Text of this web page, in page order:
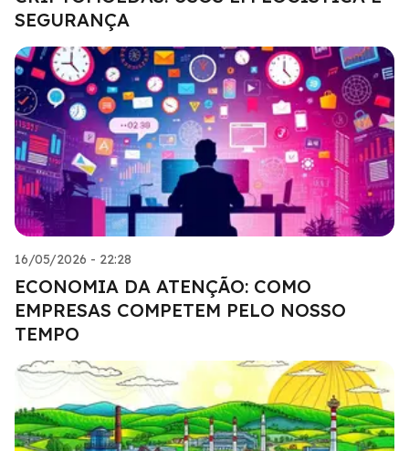
SEGURANÇA
16/05/2026 - 22:28
ECONOMIA DA ATENÇÃO: COMO
EMPRESAS COMPETEM PELO NOSSO
TEMPO